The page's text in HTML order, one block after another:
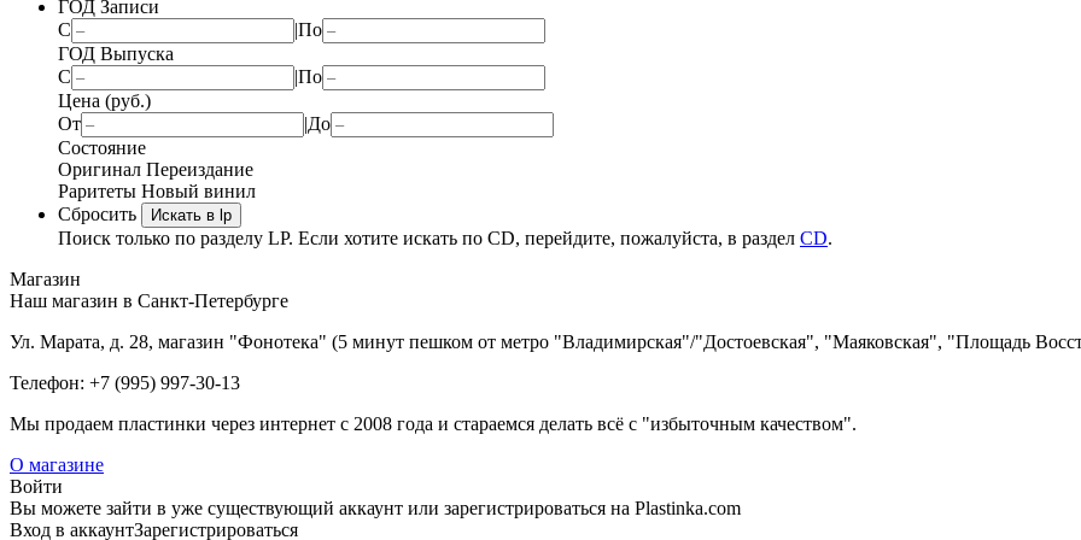
ГОД Записи
С
|По
ГОД Выпуска
С
|По
Цена (руб.)
От
|До
Состояние
Оригинал Переиздание
Раритеты Новый винил
Сбросить
Искать в lp
Поиск только по разделу LP. Если хотите искать по CD, перейдите, пожалуйста, в раздел CD.
Магазин
Наш магазин в Санкт-Петербурге
Ул. Марата, д. 28, магазин "Фонотека" (5 минут пешком от метро "Владимирская"/"Достоевская", "Маяковская", "Площадь
Телефон: +7 (995) 997-30-13
Мы продаем пластинки через интернет c 2008 года и стараемся делать всё с "избыточным качеством".
О магазине
Войти
Вы можете зайти в уже существующий аккаунт или зарегистрироваться на Plastinka.com
Вход в аккаунтЗарегистрироваться